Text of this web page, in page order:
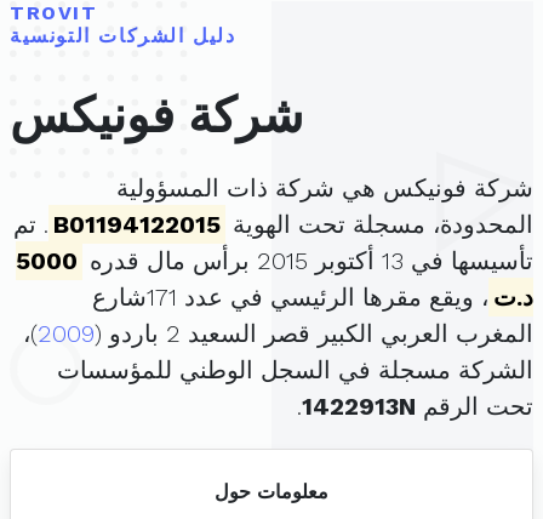
TROVIT
دليل الشركات التونسية
شركة فونيكس
شركة فونيكس هي شركة ذات المسؤولية
المحدودة، مسجلة تحت الهوية B01194122015 . تم
تأسيسها في 13 أكتوبر 2015 برأس مال قدره
5000
د.ت
، ويقع مقرها الرئيسي في عدد 171شارع
المغرب العربي الكبير قصر السعيد 2 باردو (
2009)،
الشركة مسجلة في السجل الوطني للمؤسسات
تحت الرقم 1422913N
.
معلومات حول